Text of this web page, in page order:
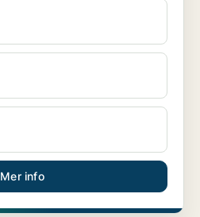
Mer info